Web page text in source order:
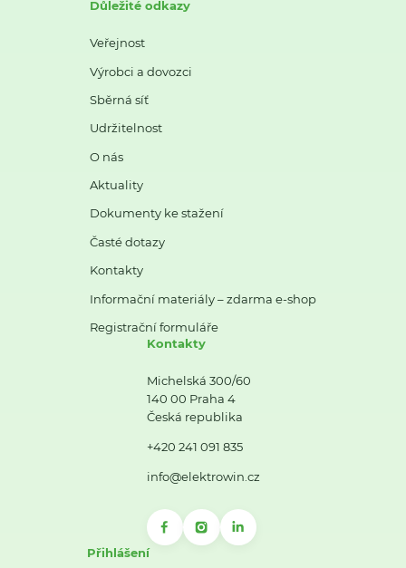
Důležité odkazy
Veřejnost
Výrobci a dovozci
Sběrná síť
Udržitelnost
O nás
Aktuality
Dokumenty ke stažení
Časté dotazy
Kontakty
Informační materiály – zdarma e-shop
Registrační formuláře
Kontakty
Michelská 300/60
140 00 Praha 4
Česká republika
+420 241 091 835
info@elektrowin.cz
Přihlášení